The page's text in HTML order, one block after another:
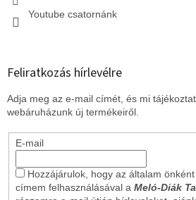
Youtube csatornánk
Feliratkozás hírlevélre
Adja meg az e-mail címét, és mi
webáruházunk új termékeiről.
E-mail
Hozzájárulok, hogy az általam
címem felhasználásával a Meló-Diák